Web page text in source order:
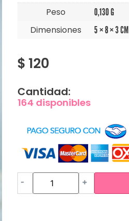
Peso 0,130 G
Dimensiones 5 × 8 × 3 CM
$ 120
Cantidad:
164 disponibles
- +